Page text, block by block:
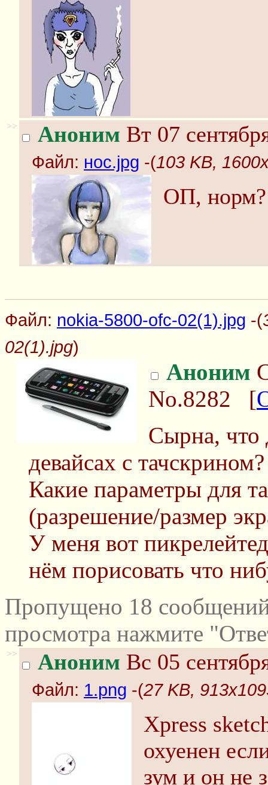
>> Аноним Вт 07
Файл: нос.jpg -(103 KB,
ОП, норм?
Файл: nokia-5800-ofc-02(1).jpg -(
02(1).jpg)
Аноним
No.8282 [
Сырна, что
девайсах с тачскрином?
Какие параметры для
(разрешение/размер
У меня вот
нём порисовать что
Пропущено 18
просмотра нажмите
>> Аноним Вс 05
Файл: 1.png -(27 KB,
Xpress
охуенен
зум и он не